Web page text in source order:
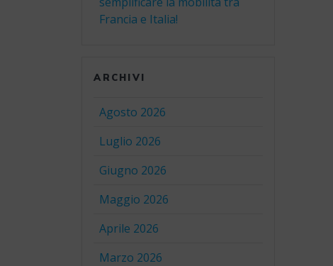
Francia e Italia!
ARCHIVI
Agosto 2026
Luglio 2026
Giugno 2026
Maggio 2026
Aprile 2026
Marzo 2026